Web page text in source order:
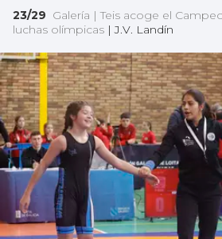
23/29 Galería | Teis acoge el
luchas olímpicas |J.V. Landín